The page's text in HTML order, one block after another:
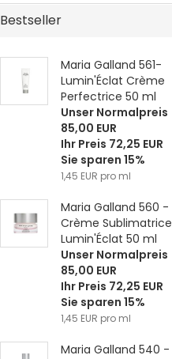
Bestseller
Maria Galland 561-
Lumin'Éclat Crème
Perfectrice 50 ml
Unser Normalpreis
85,00 EUR
Ihr Preis 72,25 EUR
Sie sparen 15%
1,45 EUR pro ml
Maria Galland 560 -
Crème Sublimatrice
Lumin'Éclat 50 ml
Unser Normalpreis
85,00 EUR
Ihr Preis 72,25 EUR
Sie sparen 15%
1,45 EUR pro ml
Maria Galland 540 -